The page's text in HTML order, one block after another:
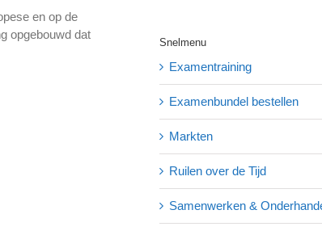
en op de
opgebouwd dat
Snelmenu
Examentraining
Examenbundel bestellen
Markten
Ruilen over de Tijd
Samenwerken &